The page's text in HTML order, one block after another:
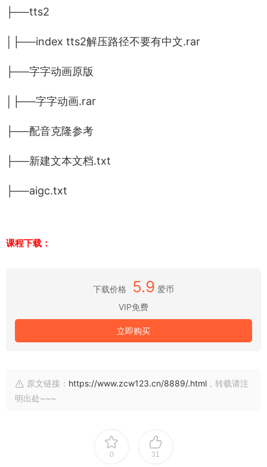
├──tts2
│├──index tts2解压路径不要有中文.rar
├──字字动画原版
│├──字字动画.rar
├──配音克隆参考
├──新建文本文档.txt
├──aigc.txt
课程下载：
下载价格 5.9 爱币
VIP免费
立即购买
原文链接： https://www.zcw123.cn/8889/.html ，转载请注
明出处~~~
0 31